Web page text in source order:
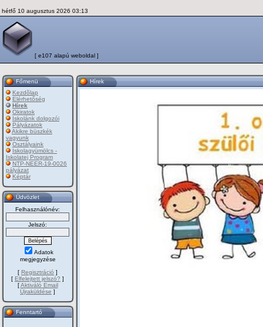
hétfő 10 augusztus 2026 03:13
[ e107 alapú weboldal ]
Főmenü
Kezdõlap
Elérhetőség
Hírek
Okiratok
Iskolánk dolgozói
Pályázatok
Akikre büszkék
vagyunk
Osztályaink
Iskolagyümölcs -
Iskolatej Program
NTP-NEER-19-0026
pályázat
Képtár
Üdvözlet
Felhasználónév:
Jelszó:
Adatok
megjegyzése
[ Regisztráció ]
[ Elfelejtett jelszó? ]
[Aktiváló Email
Újraküldése ]
Fenntartó
Hírek